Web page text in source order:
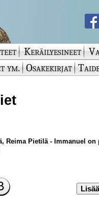
Keräilyesineet
ym. Osakekirjat
Reima Pietilä - Immanuel on